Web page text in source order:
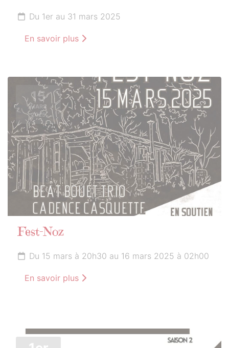
Du 1er au 31 mars 2025
En savoir plus
15
MARS
2025
Fest-Noz
Du 15 mars à 20h30 au 16 mars 2025 à 02h00
En savoir plus